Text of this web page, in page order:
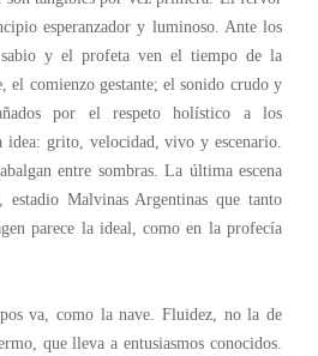
esperanzador y luminoso. Ante los
y el profeta ven el tiempo de la
el comienzo gestante; el sonido crudo y
por el respeto holístico a los
idea: grito, velocidad, vivo y escenario.
entre sombras. La última escena
Malvinas Argentinas que tanto
parece la ideal, como en la profecía
va, como la nave. Fluidez, no la de
que lleva a entusiasmos conocidos.